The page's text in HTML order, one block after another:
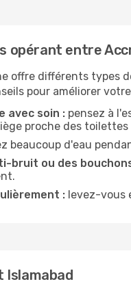
opérant entre
offre différents types
pour améliorer
avec soin : pensez à
proche des
beaucoup d'eau
bruit ou des
: levez-vous
Islamabad